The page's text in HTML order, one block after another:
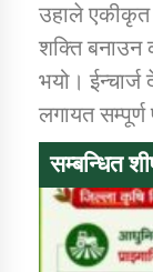
उहाले एकीकृत
शक्ति बनाउन
भयो। ईन्चार्ज
लगायत सम्पूर्ण
सम्बन्धित